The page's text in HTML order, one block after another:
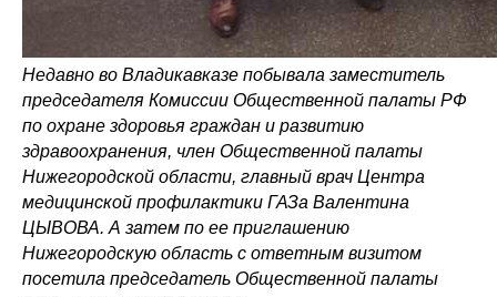
Недавно во Владикавказе побывала заместитель
председателя Комиссии Общественной палаты РФ
по охране здоровья граждан и развитию
здравоохранения, член Общественной палаты
Нижегородской области, главный врач Центра
медицинской профилактики ГАЗа Валентина
ЦЫВОВА. А затем по ее приглашению
Нижегородскую область с ответным визитом
посетила председатель Общественной палаты